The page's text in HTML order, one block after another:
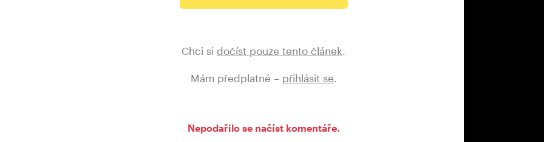
Chci si dočíst pouze tento článek
Mám předplatné – přihlásit se
Nepodařilo se načíst komentáře.